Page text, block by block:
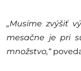
„Musíme zvýšiť
mesačne je pri
množstvo,“